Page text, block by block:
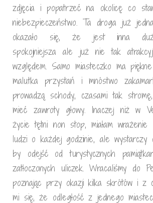
zdjęcia i popatrzeć na okolicę co
niebezpieczeństwo. Ta droga już
okazało się, że jest inna duża
spokojniejsza ale już nie tak
względem. Samo miasteczko ma
malutka przystań i mnóstwo
prowadzą schody, czasami tak
mieć zawroty głowy. Inaczej niż w
życie tętni non stop, miałam
ludzi o każdej godzinie, ale wystarczy
by odejść od turystycznych
zatłoczonych uliczek. Wracaliśmy do
poznając przy okazji kilka skrótów i z
mi się, że odległość z jednego